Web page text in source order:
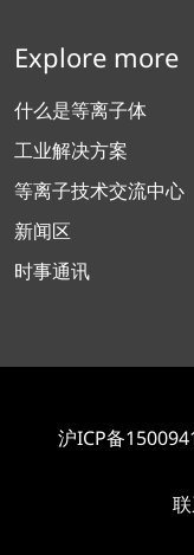
Explore more
什么是等离子体
工业解决方案
等离子技术交流中心
新闻区
时事通讯
沪ICP备